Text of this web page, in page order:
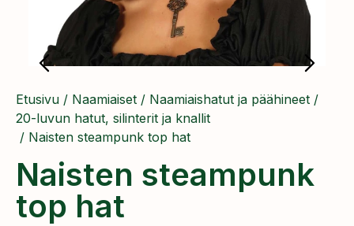
Etusivu / Naamiaiset / Naamiaishatut ja päähineet /
20-luvun hatut, silinterit ja knallit
/ Naisten steampunk top hat
Naisten steampunk
top hat